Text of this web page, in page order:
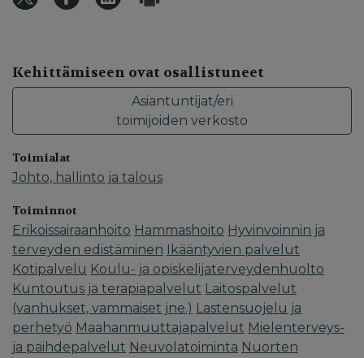
Kehittämiseen ovat osallistuneet
Asiantuntijat/eri
toimijoiden verkosto
Toimialat
Johto, hallinto ja talous
Toiminnot
Erikoissairaanhoito Hammashoito Hyvinvoinnin ja
terveyden edistäminen
Ikääntyvien palvelut
Kotipalvelu Koulu- ja opiskelijaterveydenhuolto
Kuntoutus ja terapiapalvelut Laitospalvelut
(vanhukset, vammaiset jne.) Lastensuojelu ja
perhetyö Maahanmuuttajapalvelut Mielenterveys-
ja päihdepalvelut Neuvolatoiminta Nuorten